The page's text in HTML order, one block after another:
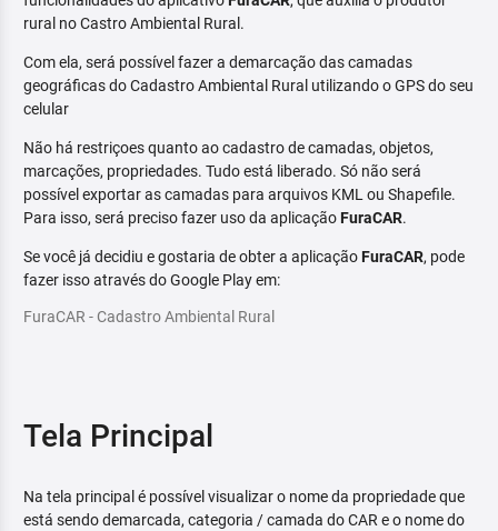
rural no Castro Ambiental Rural.
Com ela, será possível fazer a demarcação das camadas
geográficas do Cadastro Ambiental Rural utilizando o GPS do seu
celular
Não há restriçoes quanto ao cadastro de camadas, objetos,
marcações, propriedades. Tudo está liberado. Só não será
possível exportar as camadas para arquivos KML ou Shapefile.
Para isso, será preciso fazer uso da aplicaçãoFuraCAR.
Se você já decidiu e gostaria de obter a aplicaçãoFuraCAR, pode
fazer isso através do Google Play em:
FuraCAR - Cadastro Ambiental Rural
Tela Principal
Na tela principal é possível visualizar o nome da propriedade que
está sendo demarcada, categoria / camada do CAR e o nome do